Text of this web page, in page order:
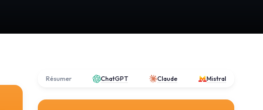
Résumer ChatGPT Claude Mistral